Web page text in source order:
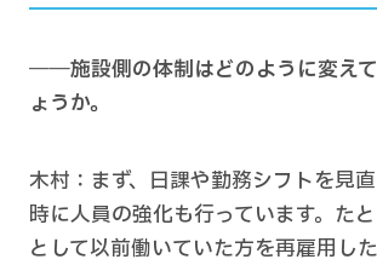
――施設側の体制はどのように変え
ょうか。
木村：まず、日課や勤務シフトを見
時に人員の強化も行っています。た
として以前働いていた方を再雇用し